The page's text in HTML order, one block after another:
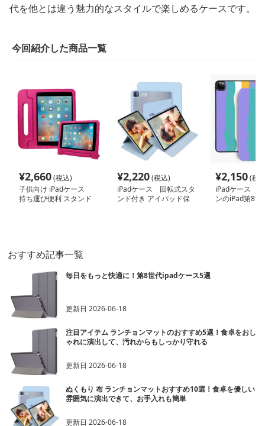
代を他とは違う魅力的なスタイルで楽しめるケースです。
今回紹介した商品一覧
¥2,660(税込)
子供向け iPadケース
持ち運び便利 スタンド
¥2,220(税込)
iPadケース 回転式スタ
ンド付き アイパッド保
¥2,150(税
iPadケース
ンのiPad第8世
おすすめ記事一覧
毎日をもっと快適に！第8世代ipadケース5選
更新日2026-06-18
注目アイテム ランチョンマットのおすすめ5選！食卓をおし
ゃれに演出して、汚れからもしっかり守れる
更新日2026-06-18
ぬくもり 布 ランチョンマットおすすめ10選！食卓を優しい
雰囲気に演出できて、お手入れも簡単
更新日2026-06-18